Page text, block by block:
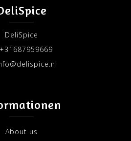
DeliSpice
+31687959669
About us